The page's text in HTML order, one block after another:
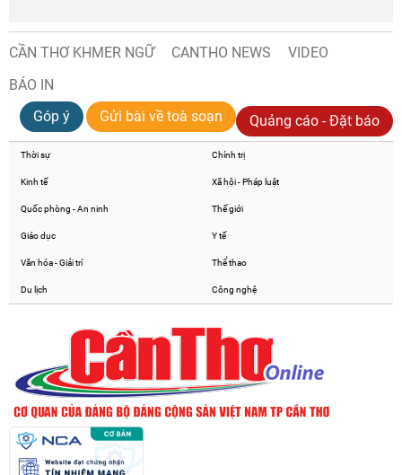
CẦN THƠ KHMER NGỮ CANTHO NEWS
VIDEO
BÁO IN
Góp ý
Gửi bài về toà soạn Quảng cáo - Đặt báo
Thời sự Chính trị
Kinh tế Xã hội - Pháp luật
Quốc phòng - An ninh Thế giới
Giáo dục Y tế
Văn hóa - Giải trí Thể thao
Du lịch Công nghệ